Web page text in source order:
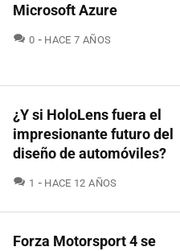
Microsoft Azure
0 COMENTARIOS
HACE 7 AÑOS
¿Y si HoloLens fuera el
impresionante futuro del
diseño de automóviles?
1 COMENTARIOS
HACE 12 AÑOS
Forza Motorsport 4 se